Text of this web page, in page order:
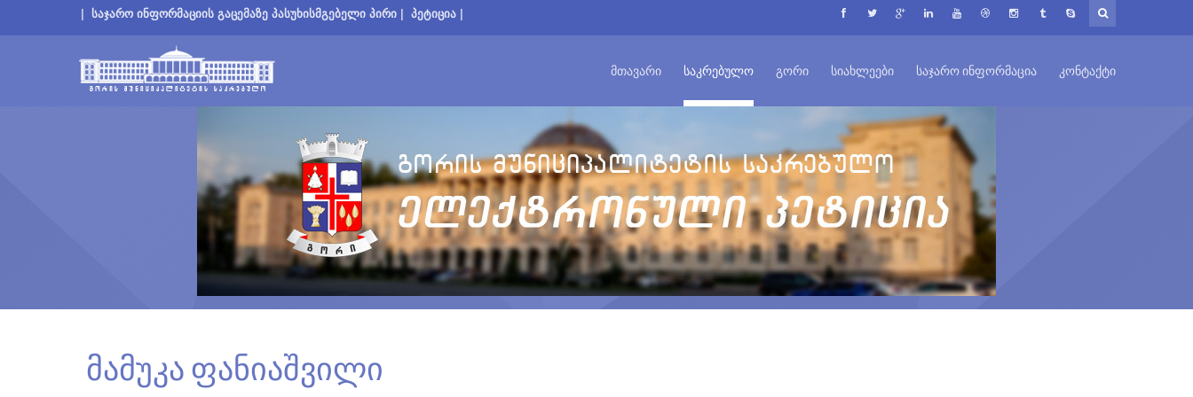
| საჯარო ინფორმაციის გაცემაზე პასუხისმგებელი პირი | პეტიცია |
ᲛᲗᲐᲕᲐᲠᲘ ᲡᲐᲙᲠᲔᲑᲣᲚᲝ ᲒᲝᲠᲘ ᲡᲘᲐᲮᲚᲔᲔᲑᲘ ᲡᲐᲯᲐᲠᲝ ᲘᲜᲤᲝᲠᲛᲐᲪᲘᲐ ᲙᲝᲜᲢᲐᲥᲢᲘ
მამუკა ფანიაშვილი